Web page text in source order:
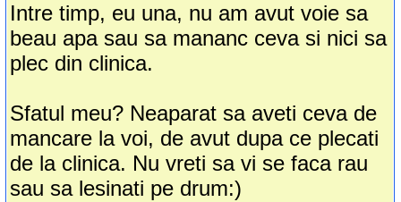
Intre timp, eu una, nu am avut voie sa
beau apa sau sa mananc ceva si nici sa
plec din clinica.
Sfatul meu? Neaparat sa aveti ceva de
mancare la voi, de avut dupa ce plecati
de la clinica. Nu vreti sa vi se faca rau
sau sa lesinati pe drum:)